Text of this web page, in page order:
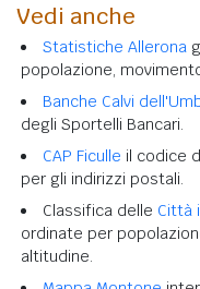
Vedi anche
Statistiche Allerona
popolazione,
Banche Calvi
degli Sportelli Bancari.
CAP Ficulle il codice
per gli indirizzi postali.
Classifica delle Città
ordinate per
altitudine.